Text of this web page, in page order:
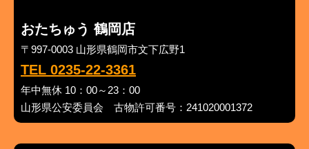
おたちゅう 鶴岡店
〒997-0003 山形県鶴岡市文下広野1
TEL 0235-22-3361
年中無休 10：00～23：00
山形県公安委員会 古物許可番号：241020001372